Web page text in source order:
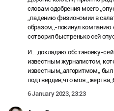
словам одобрения моего
,,падению физиономии в
образом,,-покинул компанию
сотворил быстренько сей
И... докладаю обстановку-
известным журналистом,
известным,,алгоритмом,,
подтвердив,что моя
6 January 2023, 23:23